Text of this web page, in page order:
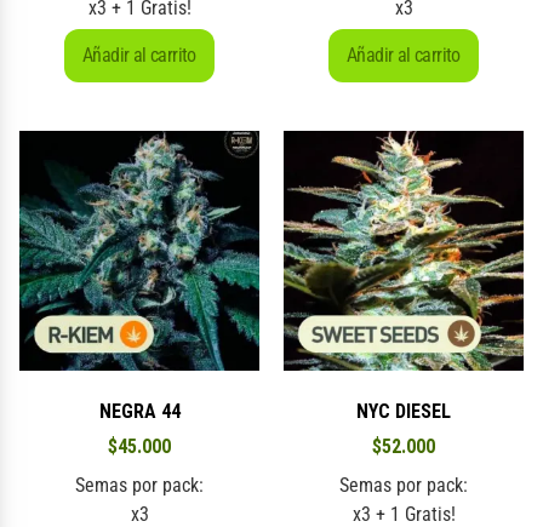
x3 + 1 Gratis!
Añadir al carrito
x3
Añadir al carrito
NEGRA 44
$45.000
Semas por pack:
x3
NYC DIESEL
$52.000
Semas por pack:
x3 + 1 Gratis!